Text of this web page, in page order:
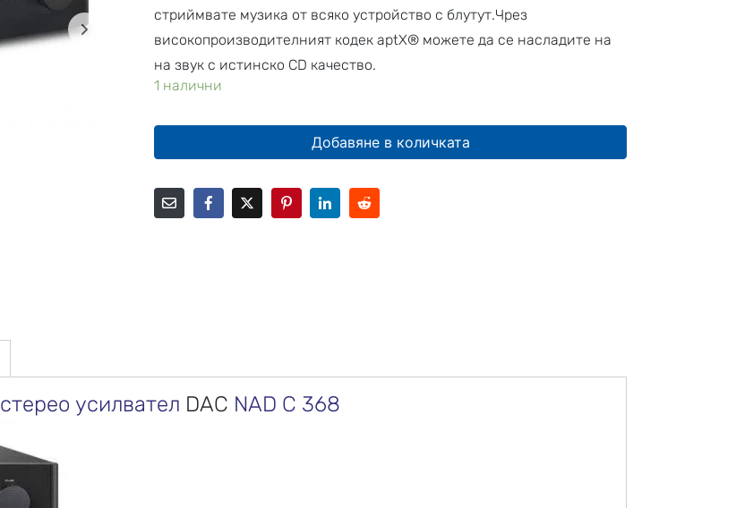
стриймвате музика от всяко устройство с блутут.Чрез
високопроизводителният кодек aptX® можете да се насладите на
на звук с истинско CD качество.
1 налични
Добавяне в количката
стерео усилвател DAC NAD C 368